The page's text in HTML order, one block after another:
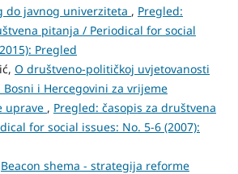
do javnog univerziteta , Pregled:
pitanja / Periodical for social
Pregled
O društveno-političkoj uvjetovanosti
i Hercegovini za vrijeme
uprave , Pregled: časopis za društvena
for social issues: No. 5-6 (2007):
Beacon shema - strategija reforme